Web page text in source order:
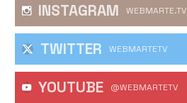
INSTAGRAM WEBMARTE.TV
TWITTER WEBMARTETV
YOUTUBE @WEBMARTETV